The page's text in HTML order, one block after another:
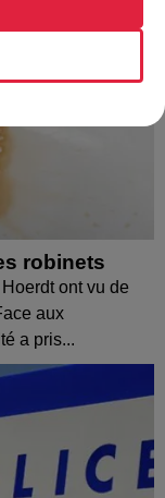
robinets
ont vu de
aux
a pris...